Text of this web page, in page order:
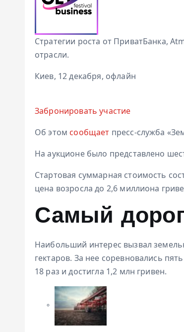
Стратегии роста от ПриватБанка,
отрасли.
Киев, 12 декабря, офлайн
Забронировать участие
Об этом сообщает пресс-служба
На аукционе было представлено
Стартовая суммарная стоимость
цена возросла до 2,6 миллиона
Самый
Наибольший интерес вызвал
гектаров. За нее соревновались
18 раз и достигла 1,2 млн гривен.